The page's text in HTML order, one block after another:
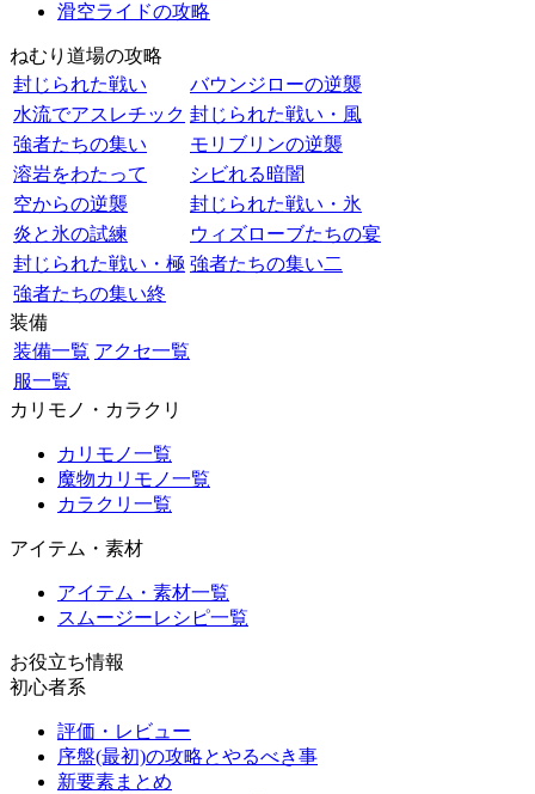
滑空ライドの攻略
ねむり道場の攻略
封じられた戦い
バウンジローの逆襲
水流でアスレチック 封じられた戦い・風
強者たちの集い
モリブリンの逆襲
溶岩をわたって
シビれる暗闇
空からの逆襲
封じられた戦い・氷
炎と氷の試練
ウィズローブたちの宴
封じられた戦い・極 強者たちの集い二
強者たちの集い終
装備
装備一覧 アクセ一覧
服一覧
カリモノ・カラクリ
カリモノ一覧
魔物カリモノ一覧
カラクリ一覧
アイテム・素材
アイテム・素材一覧
スムージーレシピ一覧
お役立ち情報
初心者系
評価・レビュー
序盤(最初)の攻略とやるべき事
新要素まとめ